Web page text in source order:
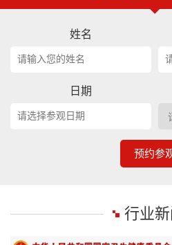
姓名
日期
预约参
行业新